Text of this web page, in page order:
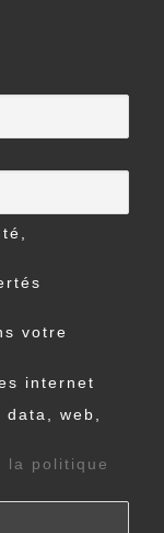
votre
internet
web,
la politique